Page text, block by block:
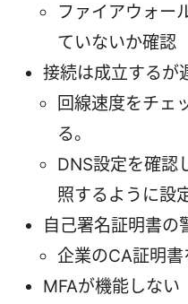
ファイアウォー
ていないか確認
接続は成立するが
回線速度をチェ
る。
DNS設定を確認
照するように設
自己署名証明書の
企業のCA証明
MFAが機能しない